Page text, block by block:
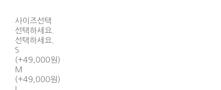
사이즈선택
선택하세요.
선택하세요.
S
(+49,000원)
M
(+49,000원)